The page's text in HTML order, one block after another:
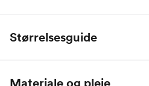
Størrelsesguide
Materiale og pleie